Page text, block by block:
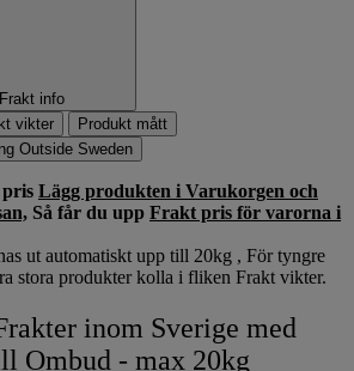
info
vikter
Produkt mått
Outside Sweden
Lägg produkten i Varukorgen och
Så får du upp Frakt pris för varorna i
ut automatiskt upp till 20kg , För tyngre
stora produkter kolla i fliken Frakt vikter.
inom Sverige med
Ombud - max 20kg